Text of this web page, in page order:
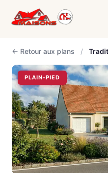
← Retour aux plans /
PLAIN-PIED